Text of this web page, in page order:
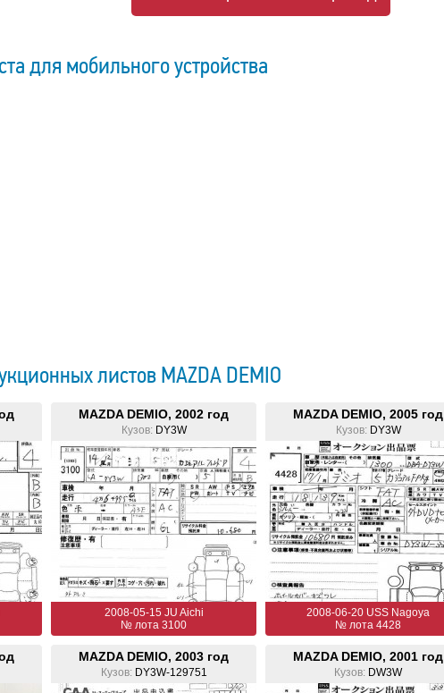
для мобильного устройства
листов MAZDA DEMIO
MAZDA DEMIO, 2002 год
Кузов:DY3W
2008-05-15 JU Aichi
№ лота 3100
MAZDA DEMIO, 2005 год
Кузов:DY3W
2008-06-20 USS Nagoya
№ лота 4428
MAZDA DEMIO, 2003 год
Кузов:DY3W-129751
MAZDA DEMIO, 2001 год
Кузов: DW3W